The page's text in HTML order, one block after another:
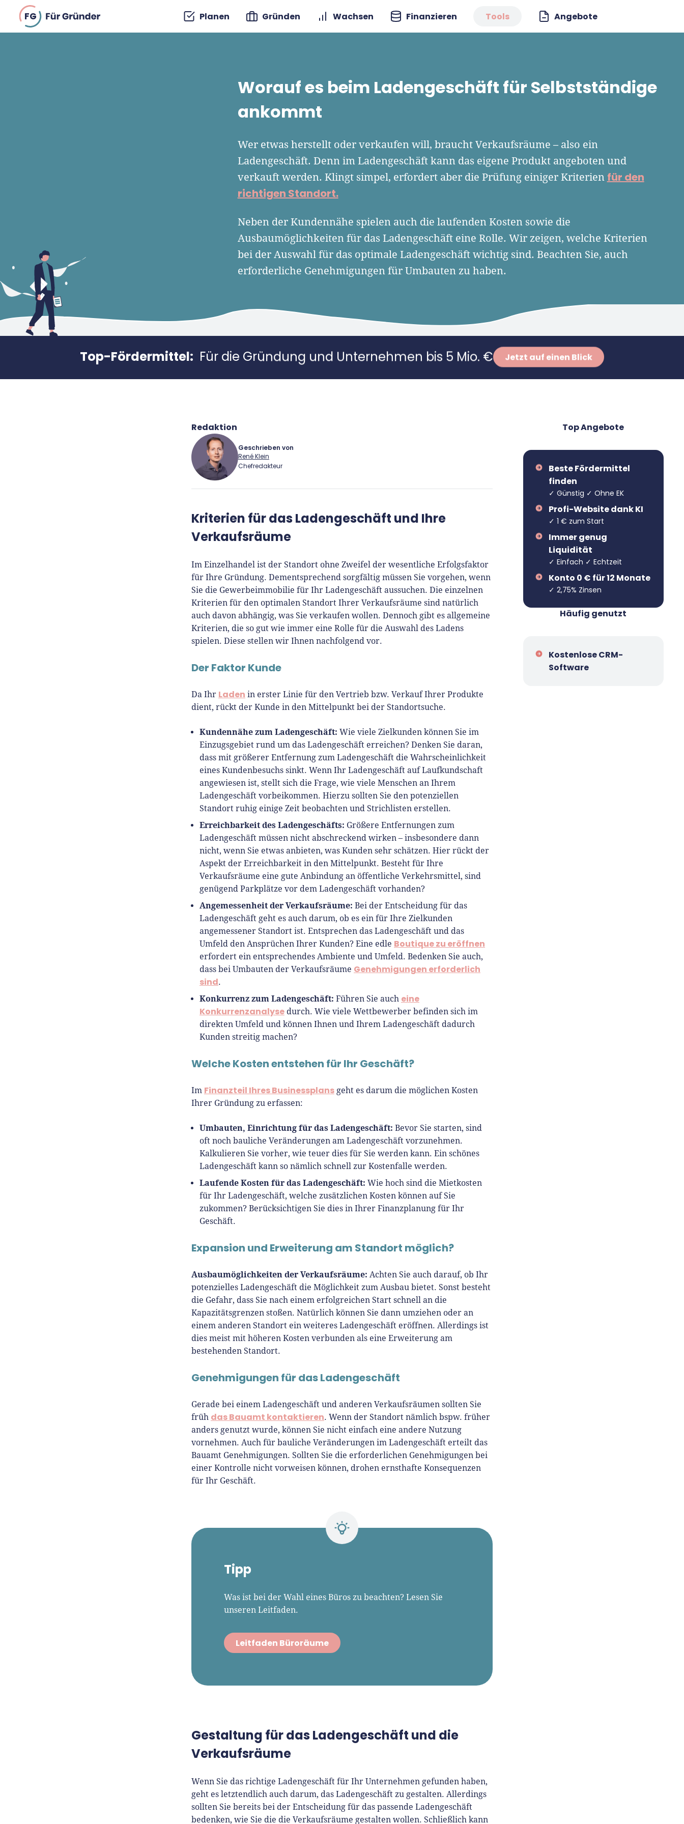
FG Planen Gründen Wachsen Finanzieren Tools Angebote
Worauf es beim Ladengeschäft für Selbstständige
ankommt
Wer etwas herstellt oder verkaufen will, braucht Verkaufsräume – also ein
Ladengeschäft. Denn im Ladengeschäft kann das eigene Produkt angeboten und
verkauft werden. Klingt simpel, erfordert aber die Prüfung einiger Kriterien für den
richtigen Standort.
Neben der Kundennähe spielen auch die laufenden Kosten sowie die
Ausbaumöglichkeiten für das Ladengeschäft eine Rolle. Wir zeigen, welche Kriterien
bei der Auswahl für das optimale Ladengeschäft wichtig sind. Beachten Sie, auch
erforderliche Genehmigungen für Umbauten zu haben.
Top-Fördermittel: Für die Gründung und Unternehmen bis 5 Mio. € Jetzt auf einen Blick
Redaktion
Geschrieben von
René Klein
Chefredakteur
René Klein
Für-Gründer.de Redaktion
Für-Gründer.de Teil der deutschen
Gründerlandschaft. Seine Mission:
Gründerinnen und Gründern
praxisnahe Inhalte und echte
Insights an die Hand zu geben. Das
tut er als Chefredakteur, Podcast-
Host, Webinar-Moderator und auf
Medien und verfasst Fachbeiträge
zu Gründungsthemen.
Kriterien für das Ladengeschäft und Ihre
Verkaufsräume
Im Einzelhandel ist der Standort ohne Zweifel der wesentliche Erfolgsfaktor
für Ihre Gründung. Dementsprechend sorgfältig müssen Sie vorgehen, wenn
Sie die Gewerbeimmobilie für Ihr Ladengeschäft aussuchen. Die einzelnen
Kriterien für den optimalen Standort Ihrer Verkaufsräume sind natürlich
auch davon abhängig, was Sie verkaufen wollen. Dennoch gibt es allgemeine
Kriterien, die so gut wie immer eine Rolle für die Auswahl des Ladens
spielen. Diese stellen wir Ihnen nachfolgend vor.
Der Faktor Kunde
Da Ihr Laden in erster Linie für den Vertrieb bzw. Verkauf Ihrer Produkte
dient, rückt der Kunde in den Mittelpunkt bei der Standortsuche.
Kundennähe zum Ladengeschäft: Wie viele Zielkunden können Sie im
Einzugsgebiet rund um das Ladengeschäft erreichen? Denken Sie daran,
dass mit größerer Entfernung zum Ladengeschäft die Wahrscheinlichkeit
eines Kundenbesuchs sinkt. Wenn Ihr Ladengeschäft auf Laufkundschaft
angewiesen ist, stellt sich die Frage, wie viele Menschen an Ihrem
Ladengeschäft vorbeikommen. Hierzu sollten Sie den potenziellen
Standort ruhig einige Zeit beobachten und Strichlisten erstellen.
Erreichbarkeit des Ladengeschäfts: Größere Entfernungen zum
Ladengeschäft müssen nicht abschreckend wirken – insbesondere dann
nicht, wenn Sie etwas anbieten, was Kunden sehr schätzen. Hier rückt der
Aspekt der Erreichbarkeit in den Mittelpunkt. Besteht für Ihre
Verkaufsräume eine gute Anbindung an öffentliche Verkehrsmittel, sind
genügend Parkplätze vor dem Ladengeschäft vorhanden?
Angemessenheit der Verkaufsräume: Bei der Entscheidung für das
Ladengeschäft geht es auch darum, ob es ein für Ihre Zielkunden
angemessener Standort ist. Entsprechen das Ladengeschäft und das
Umfeld den Ansprüchen Ihrer Kunden? Eine edle Boutique zu eröffnen
erfordert ein entsprechendes Ambiente und Umfeld. Bedenken Sie auch,
dass bei Umbauten der Verkaufsräume Genehmigungen erforderlich
sind.
Konkurrenz zum Ladengeschäft: Führen Sie auch eine
Konkurrenzanalysedurch. Wie viele Wettbewerber befinden sich im
direkten Umfeld und können Ihnen und Ihrem Ladengeschäft dadurch
Kunden streitig machen?
Welche Kosten entstehen für Ihr Geschäft?
Im Finanzteil Ihres Businessplansgeht es darum die möglichen Kosten
Ihrer Gründung zu erfassen:
Umbauten, Einrichtung für das Ladengeschäft: Bevor Sie starten, sind
oft noch bauliche Veränderungen am Ladengeschäft vorzunehmen.
Kalkulieren Sie vorher, wie teuer dies für Sie werden kann. Ein schönes
Ladengeschäft kann so nämlich schnell zur Kostenfalle werden.
Laufende Kosten für das Ladengeschäft: Wie hoch sind die Mietkosten
für Ihr Ladengeschäft, welche zusätzlichen Kosten können auf Sie
zukommen? Berücksichtigen Sie dies in Ihrer Finanzplanung für Ihr
Geschäft.
Expansion und Erweiterung am Standort möglich?
Ausbaumöglichkeiten der Verkaufsräume: Achten Sie auch darauf, ob Ihr
potenzielles Ladengeschäft die Möglichkeit zum Ausbau bietet. Sonst besteht
die Gefahr, dass Sie nach einem erfolgreichen Start schnell an die
Kapazitätsgrenzen stoßen. Natürlich können Sie dann umziehen oder an
einem anderen Standort ein weiteres Ladengeschäft eröffnen. Allerdings ist
dies meist mit höheren Kosten verbunden als eine Erweiterung am
bestehenden Standort.
Genehmigungen für das Ladengeschäft
Gerade bei einem Ladengeschäft und anderen Verkaufsräumen sollten Sie
früh das Bauamt kontaktieren. Wenn der Standort nämlich bspw. früher
anders genutzt wurde, können Sie nicht einfach eine andere Nutzung
vornehmen. Auch für bauliche Veränderungen im Ladengeschäft erteilt das
Bauamt Genehmigungen. Sollten Sie die erforderlichen Genehmigungen bei
einer Kontrolle nicht vorweisen können, drohen ernsthafte Konsequenzen
für Ihr Geschäft.
Tipp
Was ist bei der Wahl eines Büros zu beachten? Lesen Sie
unseren Leitfaden.
Leitfaden Büroräume
Gestaltung für das Ladengeschäft und die
Verkaufsräume
Wenn Sie das richtige Ladengeschäft für Ihr Unternehmen gefunden haben,
geht es letztendlich auch darum, das Ladengeschäft zu gestalten. Allerdings
sollten Sie bereits bei der Entscheidung für das passende Ladengeschäft
bedenken, wie Sie die die Verkaufsräume gestalten wollen. Schließlich kann
Top Angebote
Beste Fördermittel
finden
✓ Günstig ✓ Ohne EK
Profi-Website dank KI
✓ 1 € zum Start
Immer genug
Liquidität
✓ Einfach ✓ Echtzeit
Konto 0 € für 12 Monate
✓ 2,75% Zinsen
Häufig genutzt
Kostenlose CRM-
Software